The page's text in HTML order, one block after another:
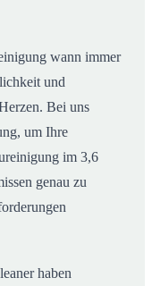
wann immer
und
Bei uns
um Ihre
im 3,6
genau zu
haben